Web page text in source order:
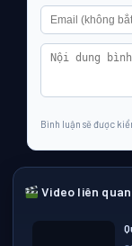
Bình luận sẽ được
Video liên quan